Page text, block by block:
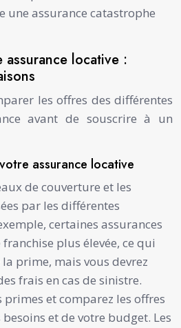
une assurance catastrophe
locative :
les offres des différentes
avant de souscrire à un
assurance locative
de couverture et les
par les différentes
certaines assurances
plus élevée, ce qui
prime, mais vous devrez
frais en cas de sinistre.
primes et comparez les offres
et de votre budget. Les